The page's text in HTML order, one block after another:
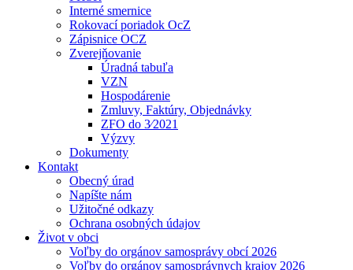
Interné smernice
Rokovací poriadok OcZ
Zápisnice OCZ
Zverejňovanie
Úradná tabuľa
VZN
Hospodárenie
Zmluvy, Faktúry, Objednávky
ZFO do 3⁄2021
Výzvy
Dokumenty
Kontakt
Obecný úrad
Napíšte nám
Užitočné odkazy
Ochrana osobných údajov
Život v obci
Voľby do orgánov samosprávy obcí 2026
Voľby do orgánov samosprávnych krajov 2026